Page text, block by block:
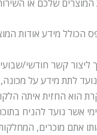
שלכם או
מידע אודות
לך ליצור קשר חודשי/
לתת מידע על
הוא החזית איתה
אשר נועד להניח
אתם מוכרים,